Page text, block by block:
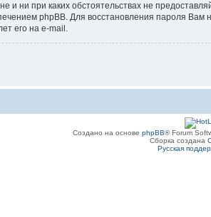
и ни при каких обстоятельствах не
phpBB. Для восстановления пароля
его на e-mail.
Создано на основе phpBB® Forum
Сборка создана
Русская